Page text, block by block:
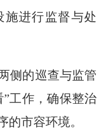
进行监督与处
侧的巡查与监管
工作，确保整治
的市容环境。